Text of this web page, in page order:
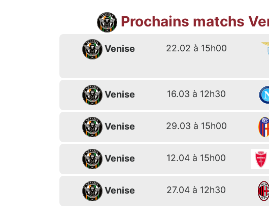
Prochains matchs
Venise 22.02 à 15h00
Venise 16.03 à 12h30
Venise 29.03 à 15h00
Venise 12.04 à 15h00
Venise 27.04 à 12h30